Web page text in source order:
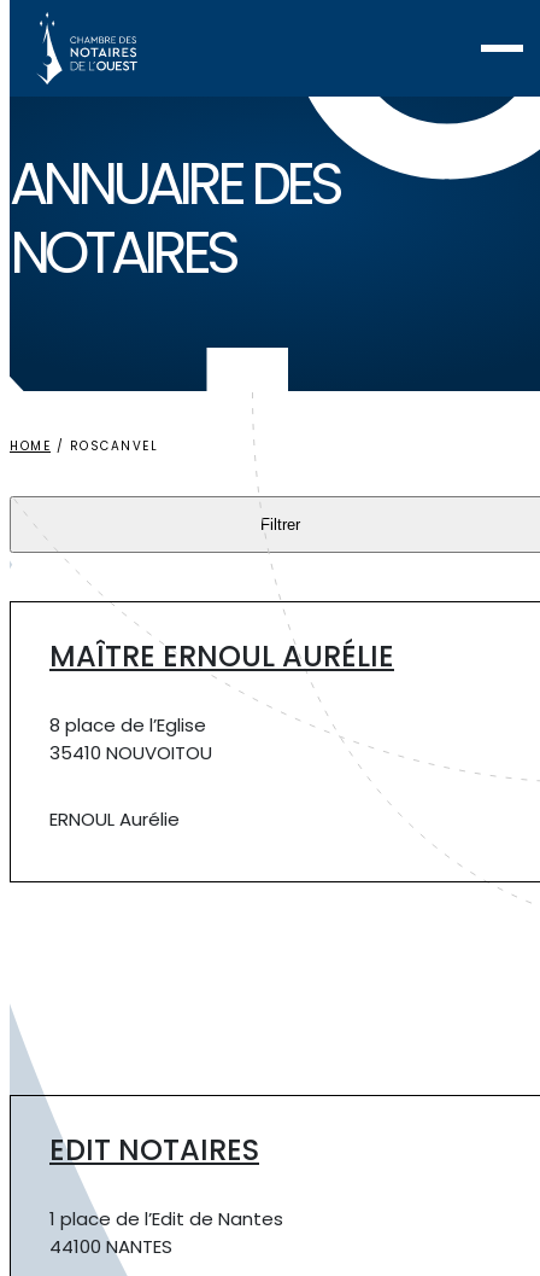
ANNUAIREDES
NOTAIRES
HOME / ROSCANVEL
Filtrer
MAÎTRE ERNOUL AURÉLIE
8 place de l’Eglise
35410 NOUVOITOU
ERNOUL Aurélie
EDIT NOTAIRES
1 place de l’Edit de Nantes
44100 NANTES